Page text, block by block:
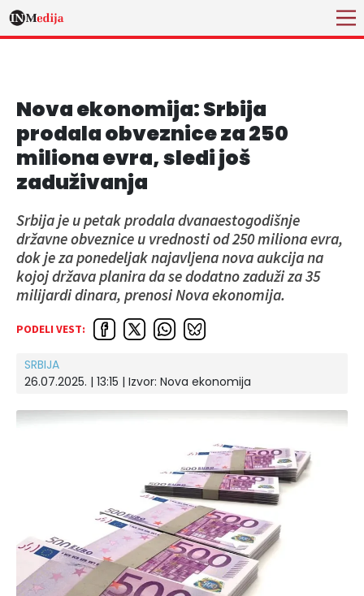
Nova ekonomija: Srbija
prodala obveznice za 250
miliona evra, sledi još
zaduživanja
Srbija je u petak prodala dvanaestogodišnje
državne obveznice u vrednosti od 250 miliona evra,
dok je za ponedeljak najavljena nova aukcija na
kojoj država planira da se dodatno zaduži za 35
milijardi dinara, prenosi Nova ekonomija.
PODELI VEST:
SRBIJA
26.07.2025. | 13:15 | Izvor: Nova ekonomija